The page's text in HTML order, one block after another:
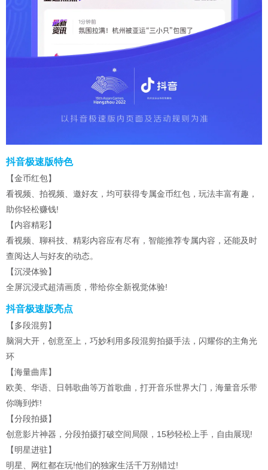
抖音极速版特色
【金币红包】
看视频、拍视频、邀好友，均可获得专属金币红包，玩法丰富有趣，
助你轻松赚钱!
【内容精彩】
看视频、聊科技、精彩内容应有尽有，智能推荐专属内容，还能及时
查阅达人与好友的动态。
【沉浸体验】
全屏沉浸式超清画质，带给你全新视觉体验!
抖音极速版亮点
【多段混剪】
脑洞大开，创意至上，巧妙利用多段混剪拍摄手法，闪耀你的主角光
环
【海量曲库】
欧美、华语、日韩歌曲等万首歌曲，打开音乐世界大门，海量音乐带
你嗨到炸!
【分段拍摄】
创意影片神器，分段拍摄打破空间局限，15秒轻松上手，自由展现!
【明星进驻】
明星、网红都在玩!他们的独家生活千万别错过!